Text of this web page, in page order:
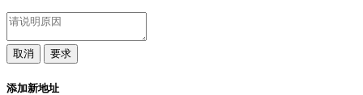
取消 要求
添加新地址